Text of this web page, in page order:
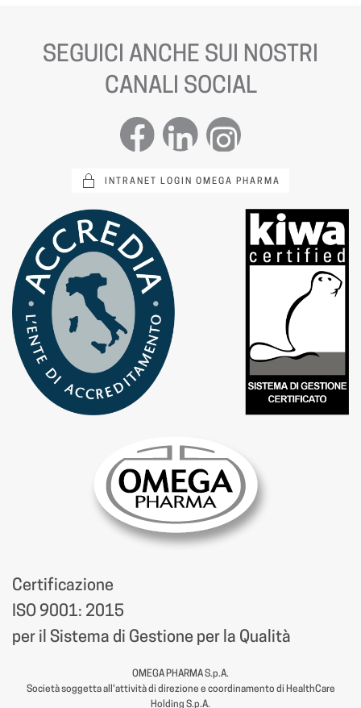
SEGUICI ANCHE SUI NOSTRI
CANALI SOCIAL
INTRANET LOGIN OMEGA PHARMA
Certificazione
ISO 9001: 2015
per il Sistema di Gestione per la Qualità
OMEGA PHARMA S.p.A.
Società soggetta all'attività di direzione e coordinamento di HealthCare
Holding S.p.A.